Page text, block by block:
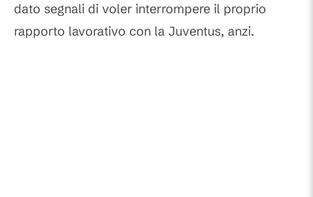
dato segnali di voler interrompere il proprio
rapporto lavorativo con la Juventus, anzi.